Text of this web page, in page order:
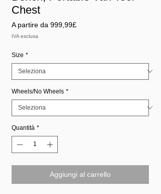
Chest
A partire da 999,99£
IVA esclusa
Size *
Wheels/No Wheels *
Quantità *
Aggiungi al carrello